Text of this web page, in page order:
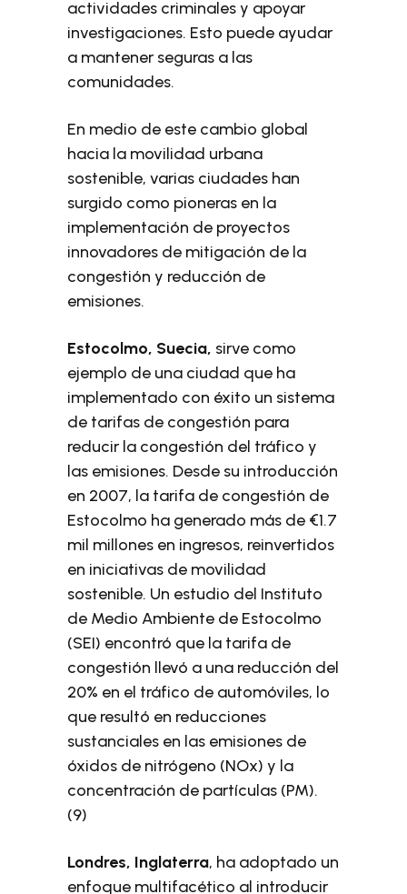
actividades criminales y apoyar
investigaciones. Esto puede ayudar
a mantener seguras a las
comunidades.
En medio de este cambio global
hacia la movilidad urbana
sostenible, varias ciudades han
surgido como pioneras en la
implementación de proyectos
innovadores de mitigación de la
congestión y reducción de
emisiones.
Estocolmo, Suecia, sirve como
ejemplo de una ciudad que ha
implementado con éxito un sistema
de tarifas de congestión para
reducir la congestión del tráfico y
las emisiones. Desde su introducción
en 2007, la tarifa de congestión de
Estocolmo ha generado más de €1.7
mil millones en ingresos, reinvertidos
en iniciativas de movilidad
sostenible. Un estudio del Instituto
de Medio Ambiente de Estocolmo
(SEI) encontró que la tarifa de
congestión llevó a una reducción del
20% en el tráfico de automóviles, lo
que resultó en reducciones
sustanciales en las emisiones de
óxidos de nitrógeno (NOx) y la
concentración de partículas (PM).
(9)
Londres, Inglaterra, ha adoptado un
enfoque multifacético al introducir